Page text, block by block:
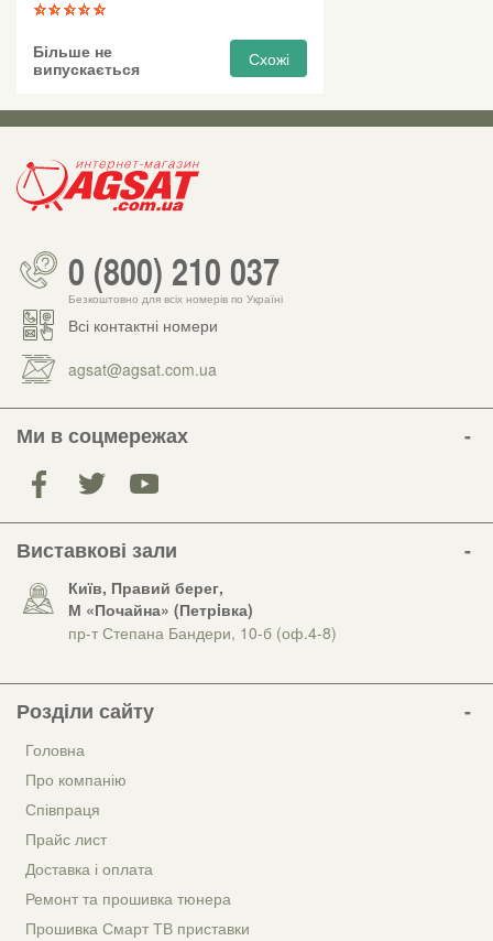
Більше не
випускається
Схожі
0 (800) 210 037
Безкоштовно для всіх номерів по Україні
Всі контактні номери
agsat@agsat.com.ua
Ми в соцмережах
Виставкові зали
Київ, Правий берег,
М «Почайна» (Петрiвка)
пр-т Степана Бандери, 10-б (оф.4-8)
Розділи сайту
Головна
Про компанію
Співпраця
Прайс лист
Доставка і оплата
Ремонт та прошивка тюнера
Прошивка Смарт ТВ приставки